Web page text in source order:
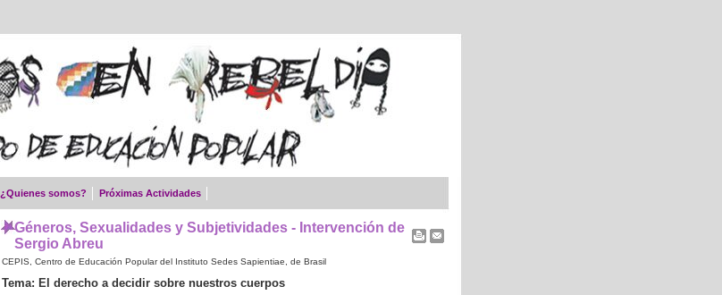
¿Quienes somos? Próximas Actividades
Géneros, Sexualidades y Subjetividades - Intervención de
Sergio Abreu
CEPIS, Centro de Educación Popular del Instituto Sedes Sapientiae, de Brasil
Tema: El derecho a decidir sobre nuestros cuerpos